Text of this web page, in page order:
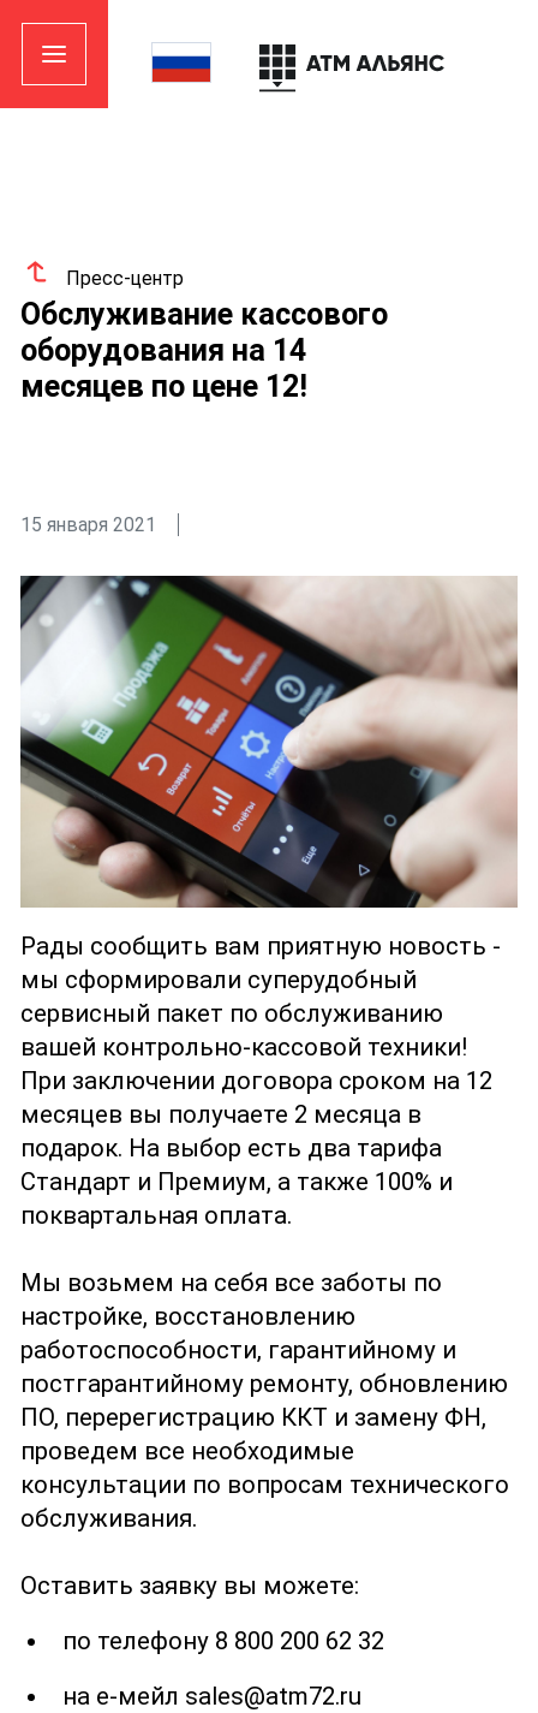
Пресс-центр
Обслуживание кассового
оборудования на 14
месяцев по цене 12!
15 января 2021
Рады сообщить вам приятную новость -
мы сформировали суперудобный
сервисный пакет по обслуживанию
вашей контрольно-кассовой техники!
При заключении договора сроком на 12
месяцев вы получаете 2 месяца в
подарок. На выбор есть два тарифа
Стандарт и Премиум, а также 100% и
поквартальная оплата.
Мы возьмем на себя все заботы по
настройке, восстановлению
работоспособности, гарантийному и
постгарантийному ремонту, обновлению
ПО, перерегистрацию ККТ и замену ФН,
проведем все необходимые
консультации по вопросам технического
обслуживания.
Оставить заявку вы можете:
по телефону 8 800 200 62 32
на е-мейл sales@atm72.ru